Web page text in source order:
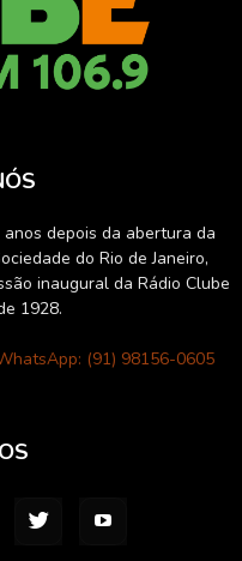
depois da abertura da
do Rio de Janeiro,
inaugural da Rádio Clube
1928.
(91) 98156-0605